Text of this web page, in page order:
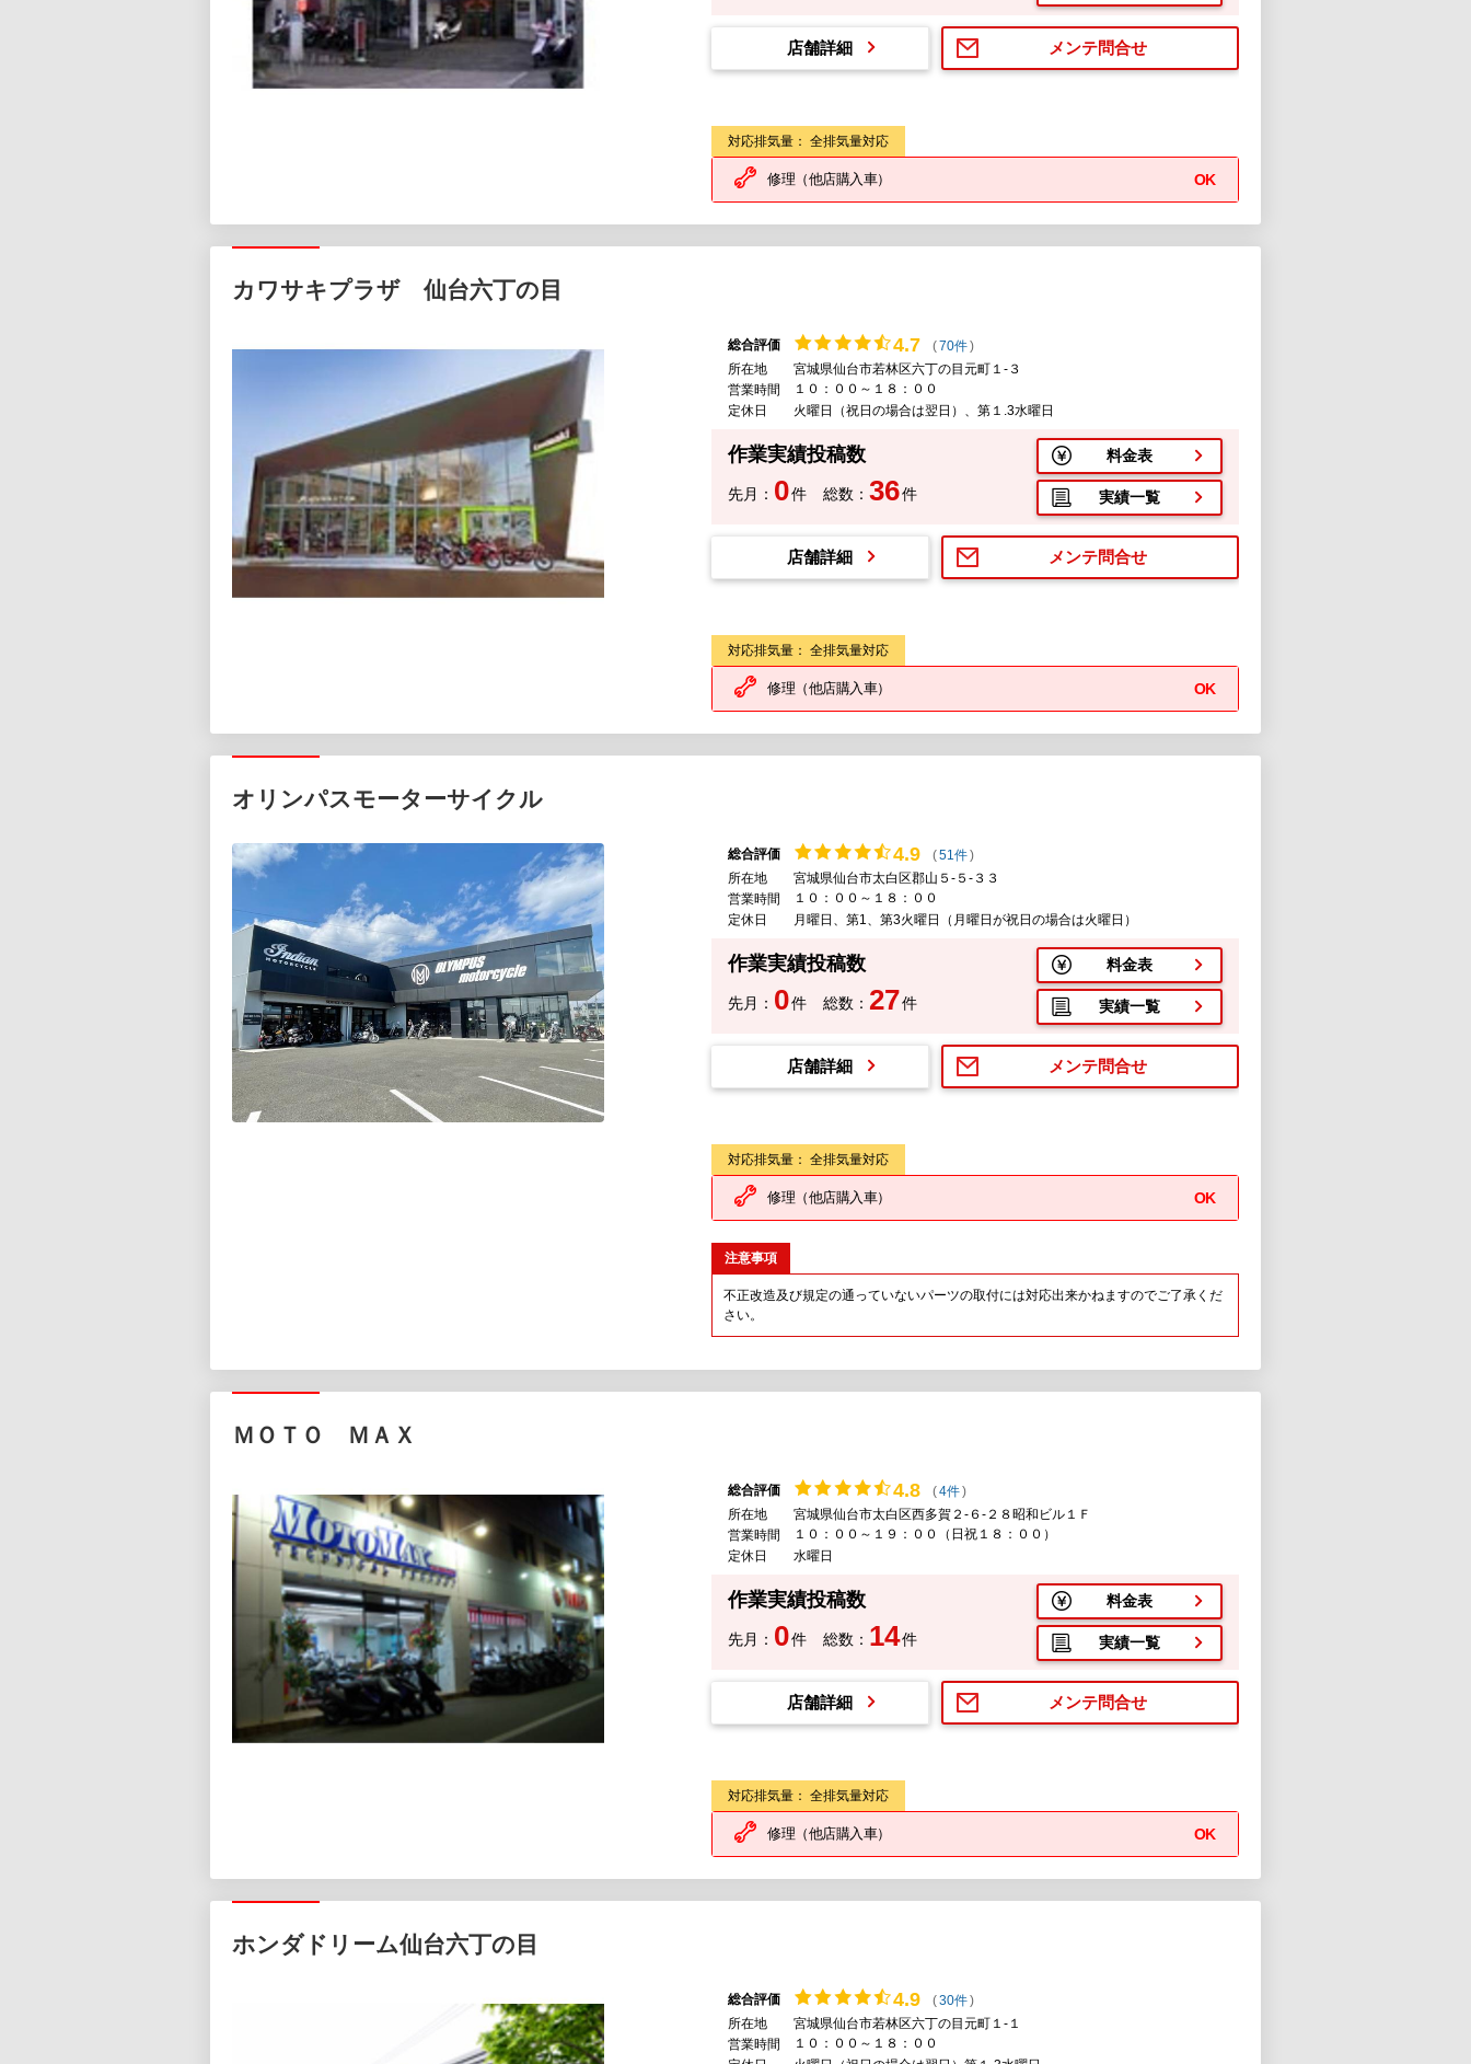
メンテ問合せ
店舗詳細
対応排気量： 全排気量対応
修理（他店購入車） OK
カワサキプラザ 仙台六丁の目
総合評価 4.7 (70件)
所在地
宮城県仙台市若林区六丁の目元町１-３
営業時間
１０：００～１８：００
定休日
火曜日（祝日の場合は翌日）、第１.3水曜日
作業実績投稿数
先月： 0件 総数： 36件
料金表
実績一覧
メンテ問合せ
店舗詳細
対応排気量： 全排気量対応
修理（他店購入車） OK
オリンパスモーターサイクル
総合評価 4.9 (51件)
所在地
宮城県仙台市太白区郡山５-５-３３
営業時間
１０：００～１８：００
定休日
月曜日、第1、第3火曜日（月曜日が祝日の場合は火曜日）
作業実績投稿数
先月： 0件 総数： 27件
料金表
実績一覧
メンテ問合せ
店舗詳細
対応排気量： 全排気量対応
修理（他店購入車） OK
注意事項
不正改造及び規定の通っていないパーツの取付には対応出来かねますのでご了承くだ
さい。
ＭＯＴＯ ＭＡＸ
総合評価 4.8 (4件)
所在地
宮城県仙台市太白区西多賀２-６-２８昭和ビル１Ｆ
営業時間
１０：００～１９：００（日祝１８：００）
定休日
水曜日
作業実績投稿数
先月： 0件 総数： 14件
料金表
実績一覧
メンテ問合せ
店舗詳細
対応排気量： 全排気量対応
修理（他店購入車） OK
ホンダドリーム仙台六丁の目
総合評価 4.9 (30件)
所在地
宮城県仙台市若林区六丁の目元町１-１
営業時間
１０：００～１８：００